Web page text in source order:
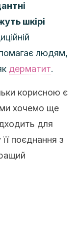
шкірі
людям,
дерматит.
корисною є
хочемо ще
для
поєднання з